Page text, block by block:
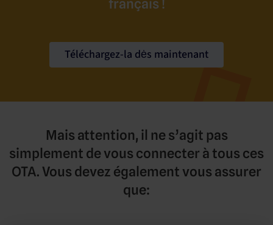
français !
Téléchargez-la dės maintenant
Mais attention, il ne s’agit pas
simplement de vous connecter à tous ces
OTA. Vous devez également vous assurer
que: